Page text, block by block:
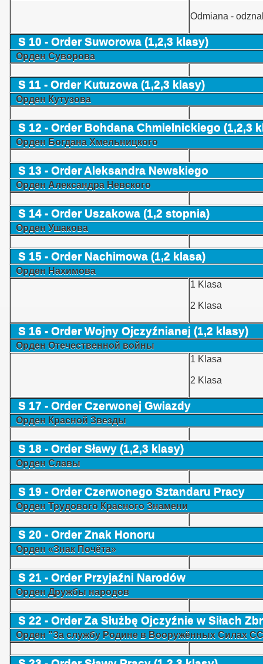
Odmiana -
S 10 - Order Suworowa (1,2,3 klasy)
Орден Суворова
S 11 - Order Kutuzowa (1,2,3 klasy)
Орден Кутузова
S 12 - Order Bohdana Chmielnickiego (1,2,3
Орден Богдана Хмельницкого
S 13 - Order Aleksandra Newskiego
Орден Александра Невскoго
S 14 - Order Uszakowa (1,2 stopnia)
Орден Ушакова
S 15 - Order Nachimowa (1,2 klasa)
Орден Нахимова
1 Klasa
2 Klasa
S 16 - Order Wojny Ojczyźnianej (1,2 klasy)
Орден Отечественной войны
1 Klasa
2 Klasa
S 17 - Order Czerwonej Gwiazdy
Орден Краснoй Звезды
S 18 - Order Sławy (1,2,3 klasy)
Орден Славы
S 19 - Order Czerwonego Sztandaru Pracy
Орден Трудового Красного Знамени
S 20 - Order Znak Honoru
Орден «Знак Почёта»
S 21 - Order Przyjaźni Narodów
Орден Дружбы народов
S 22 - Order Za Służbę Ojczyźnie w Siłach
Орден "За службу Родине в Вооружённых Силах